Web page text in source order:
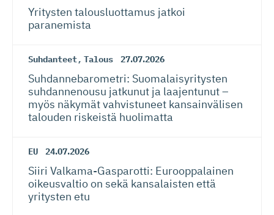
Yritysten talousluottamus jatkoi
paranemista
Suhdanteet, Talous 27.07.2026
Suhdanneba­ro­metri: Suomalaisy­ri­tysten
suhdannenousu jatkunut ja laajentunut –
myös näkymät vahvistuneet kansainvälisen
talouden riskeistä huolimatta
EU 24.07.2026
Siiri Valkama-Gas­pa­rotti: Eurooppalainen
oikeusvaltio on sekä kansalaisten että
yritysten etu